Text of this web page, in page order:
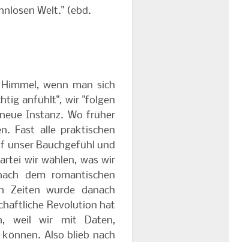
Welt." (ebd.
wenn man sich
anfühlt", wir "folgen
Instanz. Wo früher
Fast alle praktischen
unser Bauchgefühl und
wir wählen, was wir
dem romantischen
Zeiten wurde danach
Revolution hat
weil wir mit Daten,
Also blieb nach